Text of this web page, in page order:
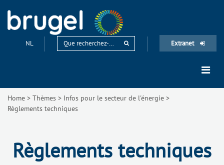
NL Extranet
Home > Thèmes > Infos pour le secteur de l'énergie >
Règlements techniques
Règlements techniques